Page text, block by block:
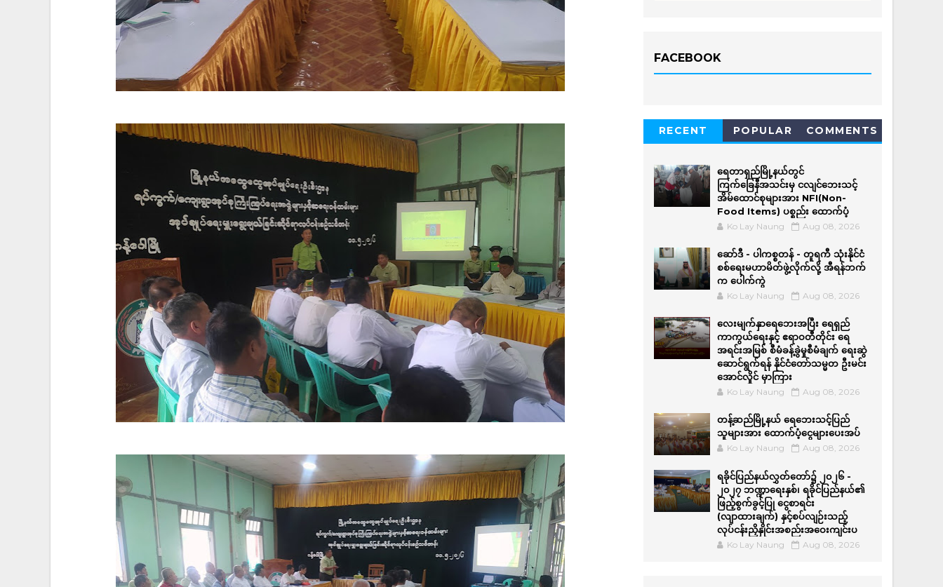
FACEBOOK
RECENT POPULAR COMMENTS
ရေတာရှည်မြို့နယ်တွင်
ကြက်ခြေနီအသင်းမှ ငလျင်ဘေးသင့်
အိမ်‌ထောင်စုများအား NFI(Non-
Food Items) ပစ္စည်း ထောက်ပံ့
Ko Lay Naung Aug 08, 2026
ဆော်ဒီ - ပါကစ္စတန် - တူရကီ သုံးနိုင်ငံ
စစ်ရေးမဟာမိတ်ဖွဲ့လိုက်လို့ အီရန်ဘက်
က ပေါက်ကွဲ
Ko Lay Naung Aug 08, 2026
လေးမျက်နှာရေဘေးအပြီး ရေရှည်
ကာကွယ်ရေးနှင့် ဧရာဝတီတိုင်း ရေ
အရင်းအမြစ် စီမံခန့်ခွဲမှုစီမံချက် ရေးဆွဲ
ဆောင်ရွက်ရန် နိုင်ငံတော်သမ္မတ ဦးမင်း
အောင်လှိုင် မှာကြား
Ko Lay Naung Aug 08, 2026
တန့်ဆည်မြို့နယ် ရေဘေးသင့်ပြည်
သူများအား ထောက်ပံ့ငွေများပေးအပ်
Ko Lay Naung Aug 08, 2026
ရခိုင်ပြည်နယ်လွှတ်တော်၌ ၂၀၂၆ -
၂၀၂၇ ဘဏ္ဍာရေးနှစ်၊ ရခိုင်ပြည်နယ်၏
ဖြည့်စွက်ခွင့်ပြု ငွေစာရင်း
(လျာထားချက်) နှင့်စပ်လျဉ်းသည့်
လုပ်ငန်းညှိနှိုင်းအစည်းအဝေးကျင်းပ
Ko Lay Naung Aug 08, 2026